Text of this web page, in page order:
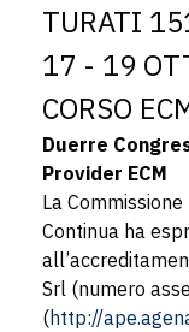
TURATI
17 - 19
CORSO
Duerre
Provider ECM
La
Continua ha
Srl (numero
(http://